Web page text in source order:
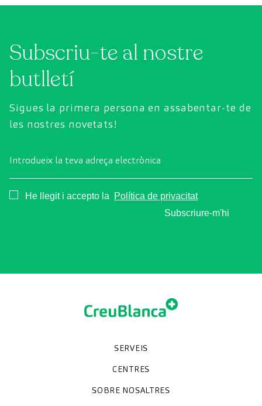
Subscriu-te al nostre
butlletí
Sigues la primera persona en assabentar-te de
les nostres novetats!
Introdueix la teva adreça electrònica
Consentimiento
He llegit i accepto la
Política de privacitat
Subscriure-m'hi
SERVEIS
Especialitats
Proves diagnòstiques
Revisions mèdiques
Unitats especialitzades
CENTRES
Clínica CreuBlanca
CreuBlanca Tarradellas
Diagnosis Médica
Hospital CreuBlanca Maresme
SOBRE NOSALTRES